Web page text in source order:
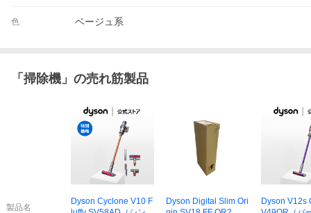
色 ベージュ系
「 掃除機 」の売れ筋製品
製品名
Dyson Cyclone V10 F
Dyson Digital Slim Ori
Dyson V12s